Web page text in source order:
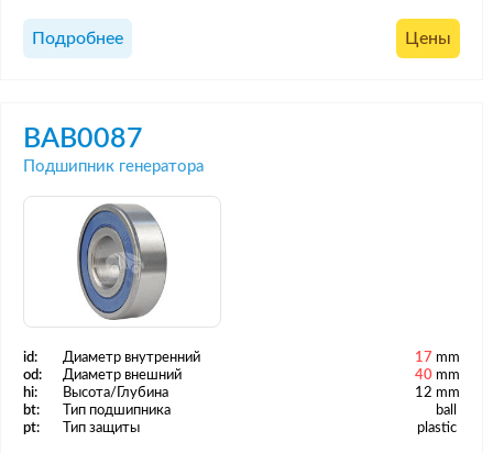
Подробнее Цены
BAB0087
Подшипник генератора
id: Диаметр внутренний 17 mm
od:
Диаметр внешний 40 mm
hi:
Высота/Глубина
12 mm
bt:
Тип подшипника
ball
pt:
Тип защиты plastic